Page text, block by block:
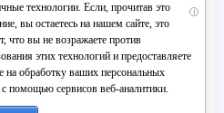
i
а смеяться вы
активность клещей
рано
технологии. Если, прочитав это
вы остаетесь на нашем сайте, это
что вы не возражаете против
этих технологий и предоставляете
на обработку ваших персональных
помощью сервисов веб-аналитики.